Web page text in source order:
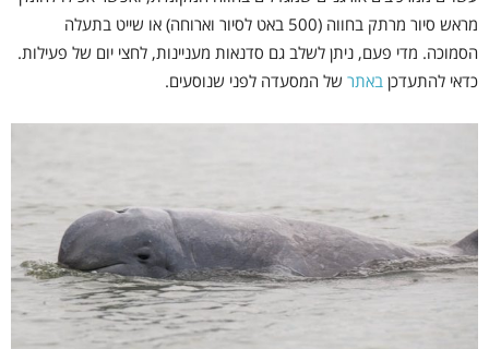
מראש סיור מרתק בחווה (500 באט לסיור וארוחה) או שייט בתעלה
הסמוכה. מדי פעם, ניתן לשלב גם סדנאות מעניינות, לחצי יום של פעילות.
כדאי להתעדכן באתר של המסעדה לפני שנוסעים.